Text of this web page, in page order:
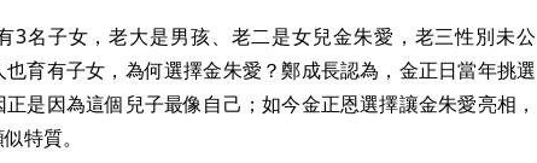
3名子女，老大是男孩、老二是女兒金朱愛，老三性別未公
育有子女，為何選擇金朱愛？鄭成長認為，金正日當年挑選
是因為這個兒子最像自己；如今金正恩選擇讓金朱愛亮相，
特質。